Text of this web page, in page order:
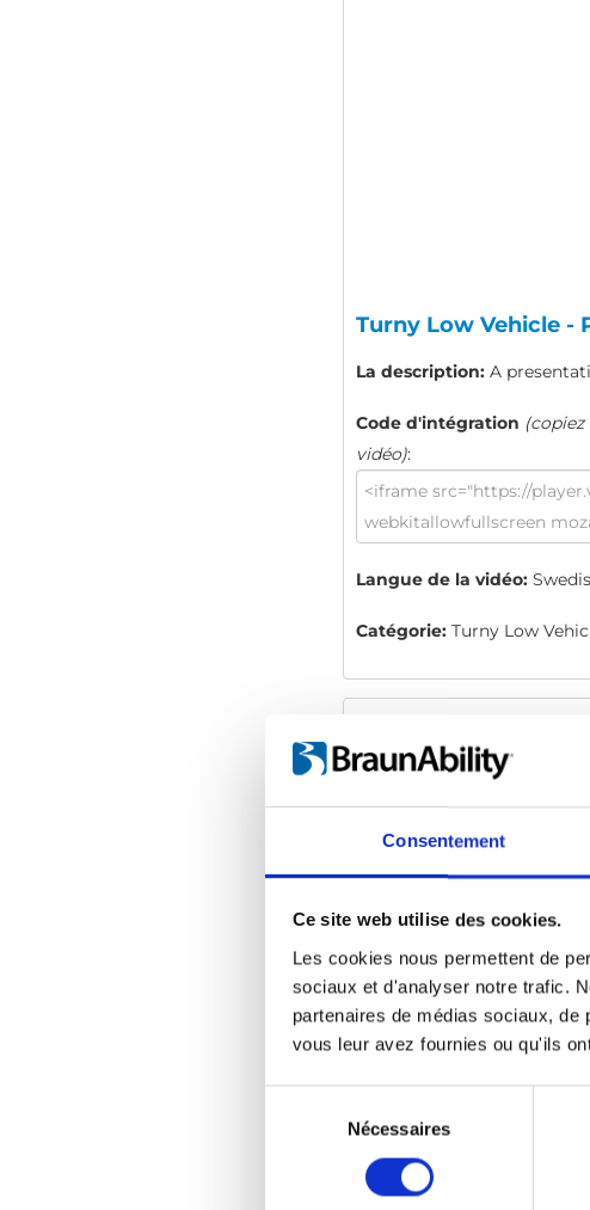
Consentement
Ce site web utilise des cookies.
Les cookies nous permettent de
sociaux et d'analyser notre trafic.
partenaires de médias sociaux,
vous leur avez fournies ou qu'ils
consentement
Nécessaires
Turny Low Vehicle -
La description: A
Code d'intégration
vidéo):
Langue de la vidéo:
Catégorie: Turny Low
Autoriseztous les